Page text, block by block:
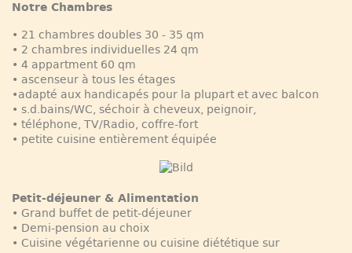
Notre Chambres
• 21 chambres doubles 30 - 35 qm
• 2 chambres individuelles 24 qm
• 4 appartment 60 qm
• ascenseur à tous les étages
•adapté aux handicapés pour la plupart et avec balcon
• s.d.bains/WC, séchoir à cheveux, peignoir,
• téléphone, TV/Radio, coffre-fort
• petite cuisine entièrement équipée
Petit-déjeuner & Alimentation
• Grand buffet de petit-déjeuner
• Demi-pension au choix
• Cuisine végétarienne ou cuisine diététique sur